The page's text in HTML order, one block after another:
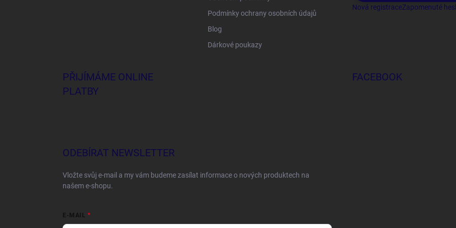
Podmínky ochrany osobních údajů
Blog
Dárkové poukazy
Nová registraceZapomenuté
PŘIJÍMÁME ONLINE
PLATBY
FACEBOOK
ODEBÍRAT NEWSLETTER
Vložte svůj e-mail a my vám budeme zasílat informace o nových produktech na
našem e-shopu.
E-MAIL